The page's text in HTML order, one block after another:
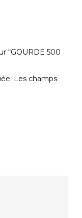
“GOURDE 500
Les champs